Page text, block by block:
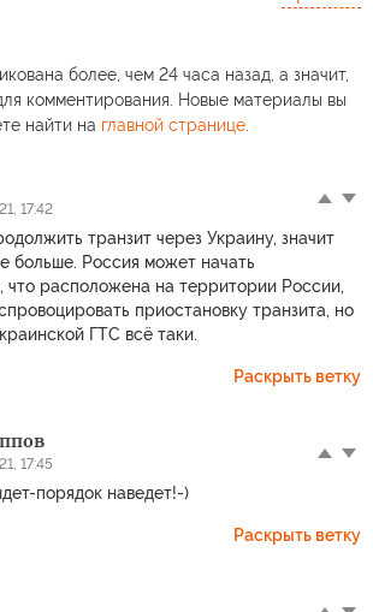
более, чем 24 часа назад, а значит,
комментирования. Новые материалы вы
найти на главной странице.
17:42
транзит через Украину, значит
больше. Россия может начать
что расположена на территории России,
приостановку транзита, но
ГТС всё таки.
Раскрыть ветку
17:45
порядок наведет!-)
Раскрыть ветку